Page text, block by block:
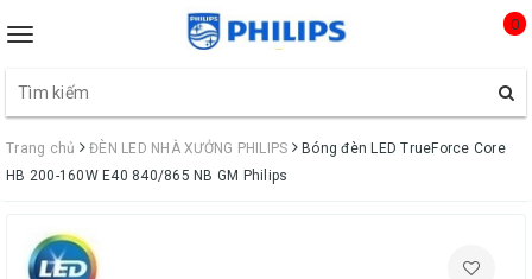
Toggle
0
Trang chủ ĐÈN LED NHÀ XƯỞNG PHILIPS
Bóng đèn LED TrueForce Core
HB 200-160W E40 840/865 NB GM Philips